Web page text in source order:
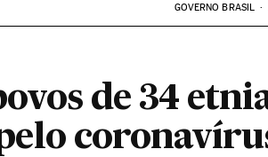
GOVERNO BRASIL
de 34